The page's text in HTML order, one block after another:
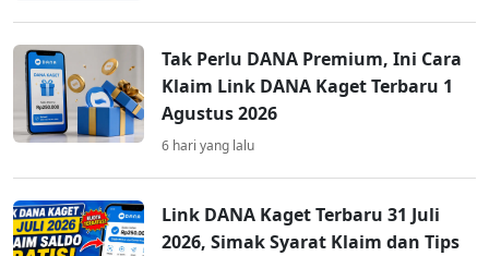
Tak Perlu DANA Premium, Ini Cara
Klaim Link DANA Kaget Terbaru 1
Agustus 2026
6 hari yang lalu
Link DANA Kaget Terbaru 31 Juli
2026, Simak Syarat Klaim dan Tips